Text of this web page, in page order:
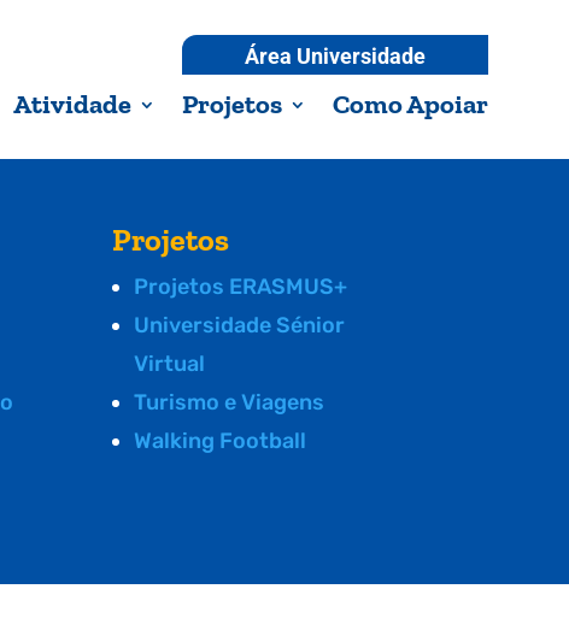
Área Universidade
Atividade Projetos Como Apoiar
Projetos
Projetos ERASMUS+
Universidade Sénior
Virtual
Turismo e Viagens
Walking Football